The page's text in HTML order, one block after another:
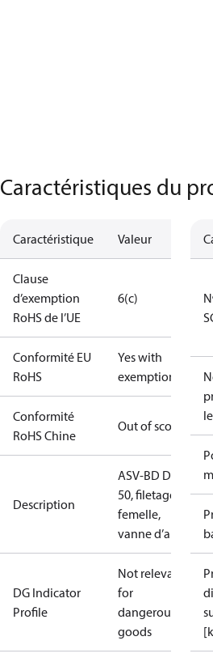
Caractéristiques du
Caractéristique Valeur
Clause
d’exemption
RoHS de l’UE
6(c)
Conformité EU
RoHS
Yes with
exemptions
Conformité
RoHS Chine
Out of scope
Description
ASV-BD DN
50, filetage
femelle,
vanne d’arrêt
DG Indicator
Profile
Not relevant
for
dangerous
goods